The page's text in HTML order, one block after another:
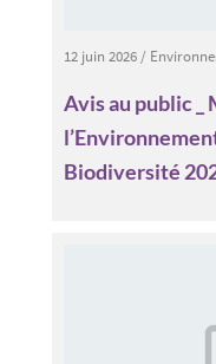
12 juin 2026/
Avis au public _
Biodiversité